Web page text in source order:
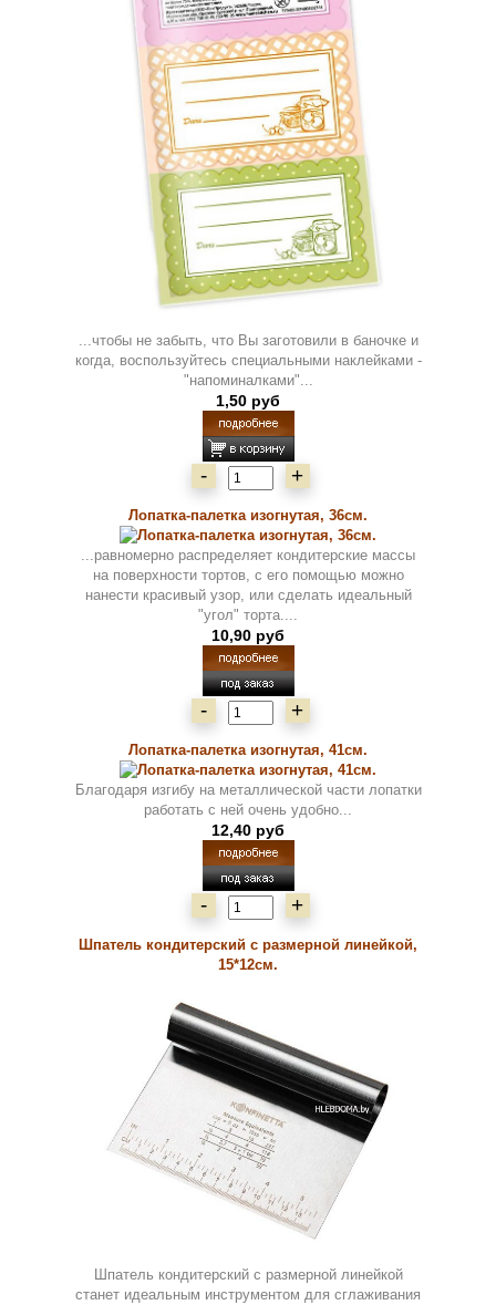
...чтобы не забыть, что Вы заготовили в баночке и
когда, воспользуйтесь специальными наклейками -
"напоминалками"...
1,50 руб
- +
Лопатка-палетка изогнутая, 36см.
...равномерно распределяет кондитерские массы
на поверхности тортов, с его помощью можно
нанести красивый узор, или сделать идеальный
"угол" торта....
10,90 руб
- +
Лопатка-палетка изогнутая, 41см.
Благодаря изгибу на металлической части лопатки
работать с ней очень удобно...
12,40 руб
- +
Шпатель кондитерский с размерной линейкой,
15*12см.
Шпатель кондитерский с размерной линейкой
станет идеальным инструментом для сглаживания